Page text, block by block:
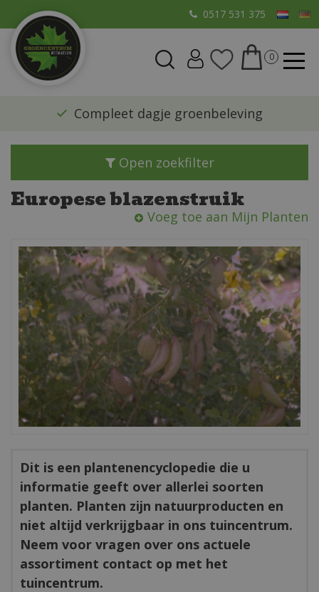
a
0517 531 375
​Compleet dagje groenbeleving
Open zoekfilter
Europese blazenstruik
Voeg toe aan Mijn Planten
Dit is een plantenencyclopedie die u
informatie geeft over allerlei soorten
planten. Planten zijn natuurproducten en
niet altijd verkrijgbaar in ons tuincentrum.
Neem voor vragen over ons actuele
assortiment contact op met het
tuincentrum.